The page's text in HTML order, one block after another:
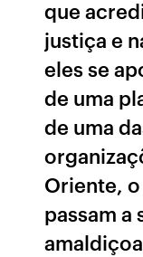
que
justiça e
eles se
de uma
de uma
Oriente, o
passam a